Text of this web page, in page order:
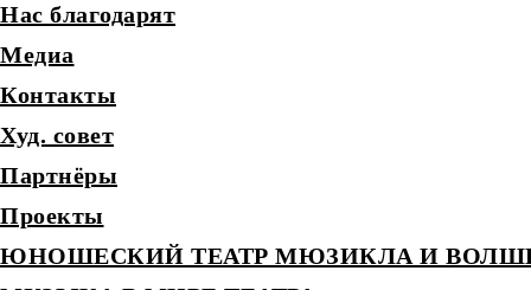
Нас благодарят
Медиа
Контакты
Худ. совет
Партнёры
Проекты
ЮНОШЕСКИЙ ТЕАТР МЮЗИКЛА И